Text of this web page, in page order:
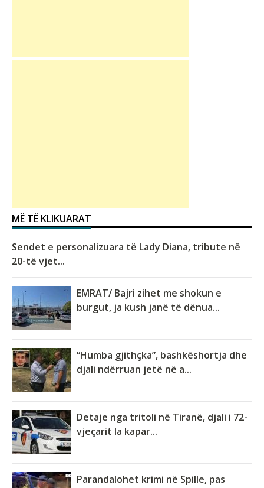
MË TË KLIKUARAT
Sendet e personalizuara të Lady Diana, tribute në
20-të vjet...
EMRAT/ Bajri zihet me shokun e
burgut, ja kush janë të dënua...
“Humba gjithçka”, bashkëshortja dhe
djali ndërruan jetë në a...
Detaje nga tritoli në Tiranë, djali i 72-
vjeçarit la kapar...
Parandalohet krimi në Spille, pas